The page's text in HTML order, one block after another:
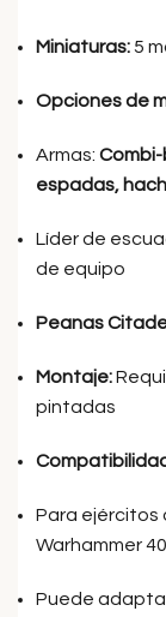
Miniaturas:5
Opciones de
Armas:
espadas,
Líder de
de equipo
Peanas
Montaje:
pintadas
Para ejércitos
Warhammer
Puede